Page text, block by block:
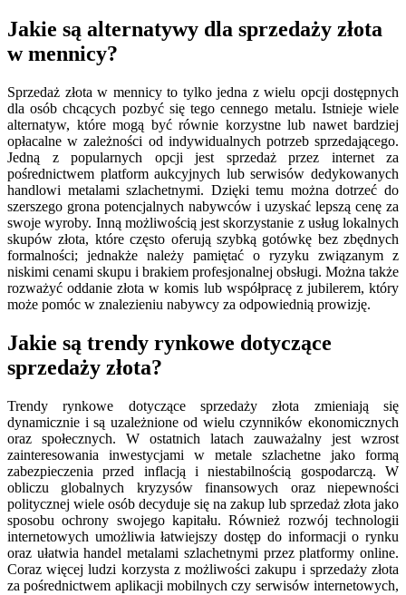
Jakie są alternatywy dla sprzedaży złota
w mennicy?
Sprzedaż złota w mennicy to tylko jedna z wielu opcji dostępnych
dla osób chcących pozbyć się tego cennego metalu. Istnieje wiele
alternatyw, które mogą być równie korzystne lub nawet bardziej
opłacalne w zależności od indywidualnych potrzeb sprzedającego.
Jedną z popularnych opcji jest sprzedaż przez internet za
pośrednictwem platform aukcyjnych lub serwisów dedykowanych
handlowi metalami szlachetnymi. Dzięki temu można dotrzeć do
szerszego grona potencjalnych nabywców i uzyskać lepszą cenę za
swoje wyroby. Inną możliwością jest skorzystanie z usług lokalnych
skupów złota, które często oferują szybką gotówkę bez zbędnych
formalności; jednakże należy pamiętać o ryzyku związanym z
niskimi cenami skupu i brakiem profesjonalnej obsługi. Można także
rozważyć oddanie złota w komis lub współpracę z jubilerem, który
może pomóc w znalezieniu nabywcy za odpowiednią prowizję.
Jakie są trendy rynkowe dotyczące
sprzedaży złota?
Trendy rynkowe dotyczące sprzedaży złota zmieniają się
dynamicznie i są uzależnione od wielu czynników ekonomicznych
oraz społecznych. W ostatnich latach zauważalny jest wzrost
zainteresowania inwestycjami w metale szlachetne jako formą
zabezpieczenia przed inflacją i niestabilnością gospodarczą. W
obliczu globalnych kryzysów finansowych oraz niepewności
politycznej wiele osób decyduje się na zakup lub sprzedaż złota jako
sposobu ochrony swojego kapitału. Również rozwój technologii
internetowych umożliwia łatwiejszy dostęp do informacji o rynku
oraz ułatwia handel metalami szlachetnymi przez platformy online.
Coraz więcej ludzi korzysta z możliwości zakupu i sprzedaży złota
za pośrednictwem aplikacji mobilnych czy serwisów internetowych,